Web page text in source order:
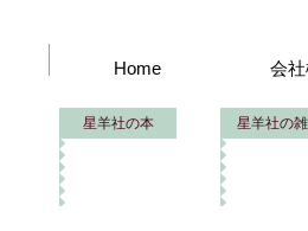
Home 会
星羊社の本 星羊社の